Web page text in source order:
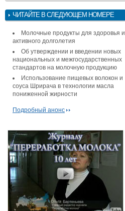
ЧИТАЙТЕ В СЛЕДУЮЩЕМ НОМЕРЕ
Молочные продукты для здоровья и
активного долголетия
Об утверждении и введении новых
национальных и межгосударственных
стандартов на молочную продукцию
Использование пищевых волокон и
соуса Шрирача в технологии масла
пониженной жирности
Подробный анонс